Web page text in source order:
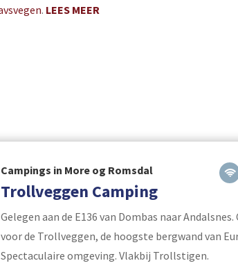
. LEES MEER
Campings in More og Romsdal
Trollveggen Camping
Gelegen aan de E136 van Dombas naar
voor de Trollveggen, de hoogste bergwand van
Spectaculaire omgeving. Vlakbij Trollstigen.